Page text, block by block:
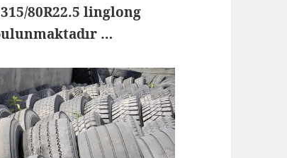
80R22.5 linglong
…